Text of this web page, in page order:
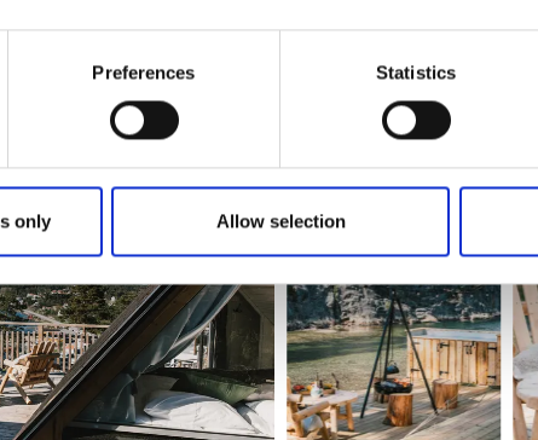
Preferences Statistics
only Allow selection
ved havet med ekstra komfort
& Stugor, Strömstad